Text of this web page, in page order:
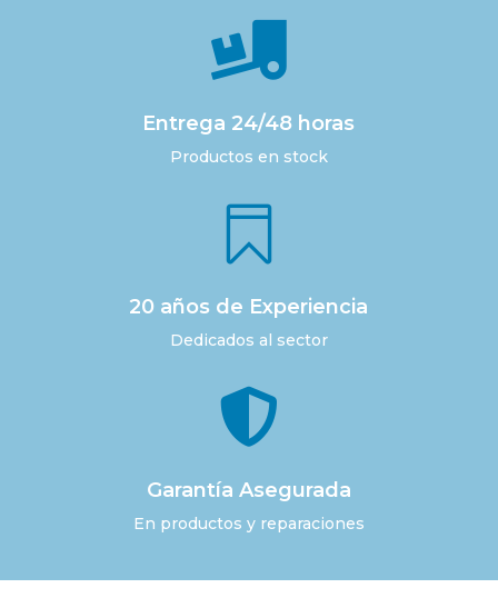

Entrega 24/48 horas
Productos en stock

20 años de Experiencia
Dedicados al sector

Garantía Asegurada
En productos y reparaciones